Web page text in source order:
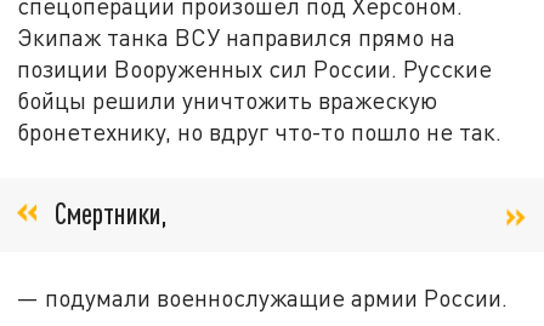
Экипаж танка ВСУ направился прямо на
позиции Вооруженных сил России. Русские
бойцы решили уничтожить вражескую
бронетехнику, но вдруг что-то пошло не так.
Смертники,
— подумали военнослужащие армии России.